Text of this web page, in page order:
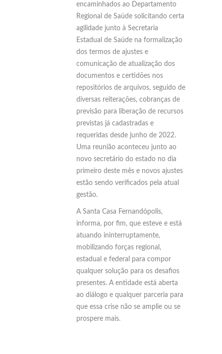
encaminhados ao Departamento
Regional de Saúde solicitando certa
agilidade junto à Secretaria
Estadual de Saúde na formalização
dos termos de ajustes e
comunicação de atualização dos
documentos e certidões nos
repositórios de arquivos, seguido de
diversas reiterações, cobranças de
previsão para liberação de recursos
previstas já cadastradas e
requeridas desde junho de 2022.
Uma reunião aconteceu junto ao
novo secretário do estado no dia
primeiro deste mês e novos ajustes
estão sendo verificados pela atual
gestão.
A Santa Casa Fernandópolis,
informa, por fim, que esteve e está
atuando ininterruptamente,
mobilizando forças regional,
estadual e federal para compor
qualquer solução para os desafios
presentes. A entidade está aberta
ao diálogo e qualquer parceria para
que essa crise não se amplie ou se
prospere mais.